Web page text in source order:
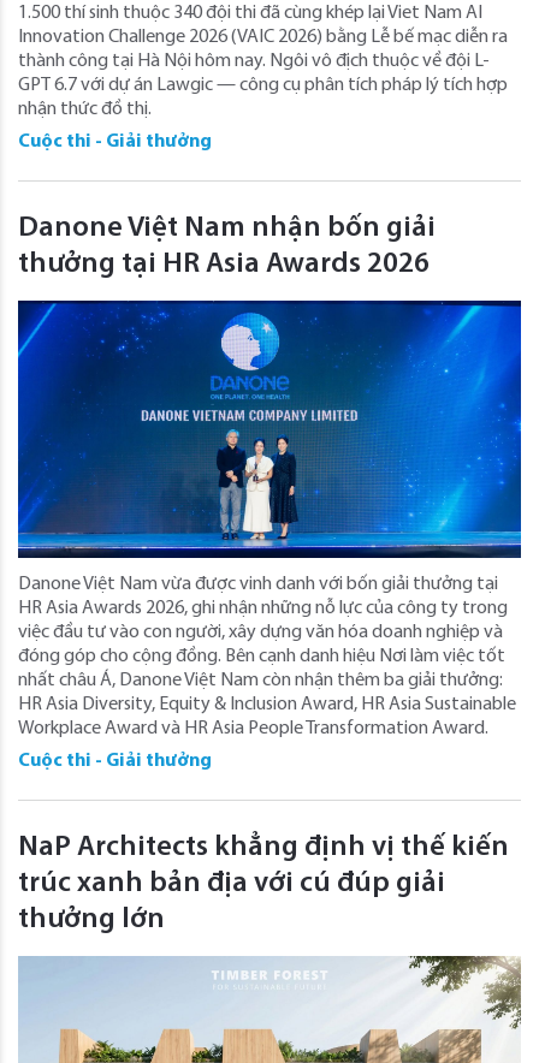
1.500 thí sinh thuộc 340 đội thi đã cùng khép lại Viet Nam AI
Innovation Challenge 2026 (VAIC 2026) bằng Lễ bế mạc diễn ra
thành công tại Hà Nội hôm nay. Ngôi vô địch thuộc về đội L-
GPT 6.7 với dự án Lawgic — công cụ phân tích pháp lý tích hợp
nhận thức đồ thị.
Cuộc thi - Giải thưởng
Danone Việt Nam nhận bốn giải
thưởng tại HR Asia Awards 2026
Danone Việt Nam vừa được vinh danh với bốn giải thưởng tại
HR Asia Awards 2026, ghi nhận những nỗ lực của công ty trong
việc đầu tư vào con người, xây dựng văn hóa doanh nghiệp và
đóng góp cho cộng đồng. Bên cạnh danh hiệu Nơi làm việc tốt
nhất châu Á, Danone Việt Nam còn nhận thêm ba giải thưởng:
HR Asia Diversity, Equity & Inclusion Award, HR Asia Sustainable
Workplace Award và HR Asia People Transformation Award.
Cuộc thi - Giải thưởng
NaP Architects khẳng định vị thế kiến
trúc xanh bản địa với cú đúp giải
thưởng lớn